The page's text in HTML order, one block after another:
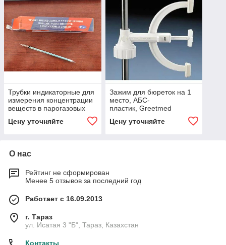
Трубки индикаторные для
измерения концентрации
веществ в парогазовых
Цену уточняйте
Зажим для бюреток на 1
место, АБС-
пластик, Greetmed
Цену уточняйте
О нас
Рейтинг не сформирован
Менее 5 отзывов за последний год
Работает с 16.09.2013
г. Тараз
ул. Исатая 3 "Б", Тараз, Казахстан
Контакты